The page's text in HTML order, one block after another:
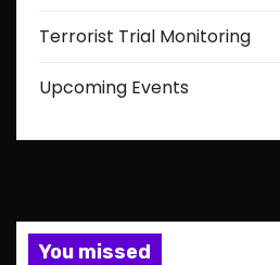
Terrorist Trial Monitoring
Upcoming Events
You missed